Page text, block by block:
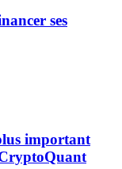
ses
important